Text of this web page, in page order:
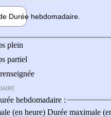
Durée hebdomadaire
plein
partiel
hebdomadaire :
(en heure) Durée maximale